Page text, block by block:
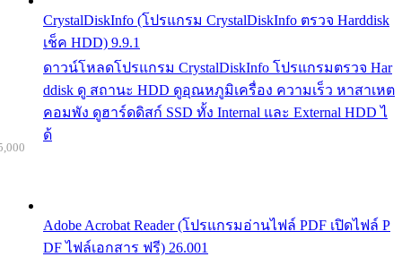
CrystalDiskInfo (โปรแกรม CrystalDiskInfo ตรวจ Harddisk
เช็ค HDD) 9.9.1
ดาวน์โหลดโปรแกรม CrystalDiskInfo โปรแกรมตรวจ Har
ddisk ดู สถานะ HDD ดูอุณหภูมิเครื่อง ความเร็ว หาสาเหต
คอมพัง ดูฮาร์ดดิสก์ SSD ทั้ง Internal และ External HDD ไ
ด้
Adobe Acrobat Reader (โปรแกรมอ่านไฟล์ PDF เปิดไฟล์ P
DF ไฟล์เอกสาร ฟรี) 26.001